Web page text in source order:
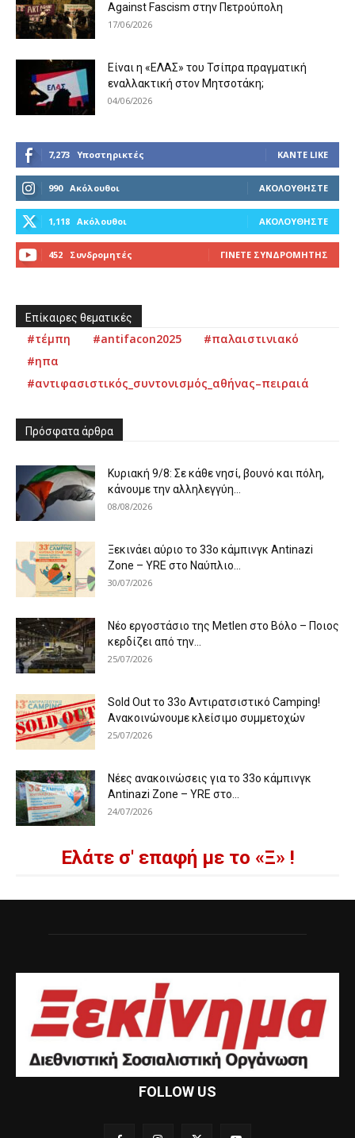
Against Fascism στην Πετρούπολη
17/06/2026
Είναι η «ΕΛΑΣ» του Τσίπρα πραγματική
εναλλακτική στον Μητσοτάκη;
04/06/2026
7,273 Υποστηρικτές ΚΆΝΤΕ LIKE
990 Ακόλουθοι ΑΚΟΛΟΥΘΉΣΤΕ
1,118 Ακόλουθοι ΑΚΟΛΟΥΘΉΣΤΕ
452 Συνδρομητές ΓΊΝΕΤΕ ΣΥΝΔΡΟΜΗΤΉΣ
Επίκαιρες θεματικές
#τέμπη #antifacon2025
#παλαιστινιακό
#ηπα
#αντιφασιστικός_συντονισμός_αθήνας–πειραιά
Πρόσφατα άρθρα
Κυριακή 9/8: Σε κάθε νησί, βουνό και πόλη,
κάνουμε την αλληλεγγύη...
08/08/2026
Ξεκινάει αύριο το 33ο κάμπινγκ Antinazi
Zone – YRE στο Ναύπλιο...
30/07/2026
Νέο εργοστάσιο της Metlen στο Βόλο – Ποιος
κερδίζει από την...
25/07/2026
Sold Out το 33ο Αντιρατσιστικό Camping!
Ανακοινώνουμε κλείσιμο συμμετοχών
25/07/2026
Νέες ανακοινώσεις για το 33ο κάμπινγκ
Antinazi Zone – YRE στο...
24/07/2026
Ελάτε σ' επαφή με το «Ξ» !
FOLLOW US